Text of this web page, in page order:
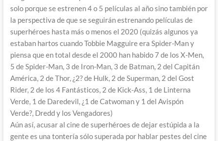
solo porque se estrenen 4 o 5 películas al año sino también por
la perspectiva de que se seguirán estrenando películas de
superhéroes hasta más o menos el 2020 (quizás algunos ya
estaban hartos cuando Tobbie Magguire era Spider-Man y
piensa que en total desde el 2000 han habido 7 de los X-Men,
5 de Spider-Man, 3 de Iron-Man, 3 de Batman, 2 del Capitán
América, 2 de Thor, ¿2? de Hulk, 2 de Superman, 2 del Gost
Rider, 2 de los 4 Fantásticos, 2 de Kick-Ass, 1 de Linterna
Verde, 1 de Daredevil, ¿1 de Catwoman y 1 del Avispón
Verde?, Dredd y los Vengadores)
Aún así, acusar al cine de superhéroes de dejar estúpida a la
gente es una tontería sólo superada por hablar pestes del cine